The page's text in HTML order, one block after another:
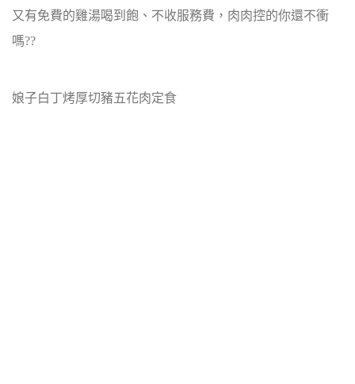
又有免費的雞湯喝到飽、不收服務費，肉肉控的你還不衝
嗎??
娘子白丁烤厚切豬五花肉定食